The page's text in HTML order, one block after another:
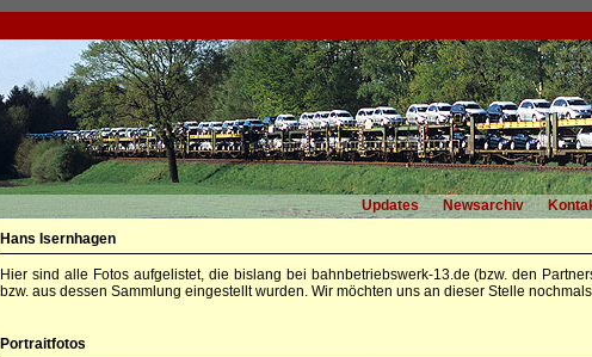
Updates Newsarchiv
Hans Isernhagen
Hier sind alle Fotos aufgelistet, die bislang bei bahnbetriebswerk-13.de (bzw. den
bzw. aus dessen Sammlung eingestellt wurden. Wir möchten uns an dieser Stelle
Portraitfotos